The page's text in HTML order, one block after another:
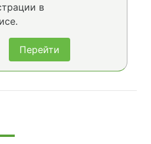
в
Перейти